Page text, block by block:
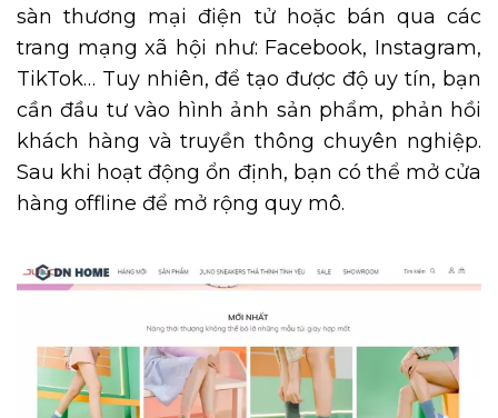
sàn thương mại điện tử hoặc bán qua các
trang mạng xã hội như: Facebook, Instagram,
TikTok… Tuy nhiên, để tạo được độ uy tín, bạn
cần đầu tư vào hình ảnh sản phẩm, phản hồi
khách hàng và truyền thông chuyên nghiệp.
Sau khi hoạt động ổn định, bạn có thể mở cửa
hàng offline để mở rộng quy mô.